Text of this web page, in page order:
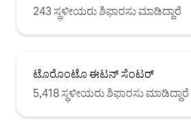
243 ಸ್ಥಳೀಯರು ಶಿಫಾರಸು ಮಾಡಿದ್ದಾರೆ
ಟೊರೊಂಟೊ ಈಟನ್ ಸೆಂಟರ್
5,418 ಸ್ಥಳೀಯರು ಶಿಫಾರಸು ಮಾಡಿದ್ದಾರೆ